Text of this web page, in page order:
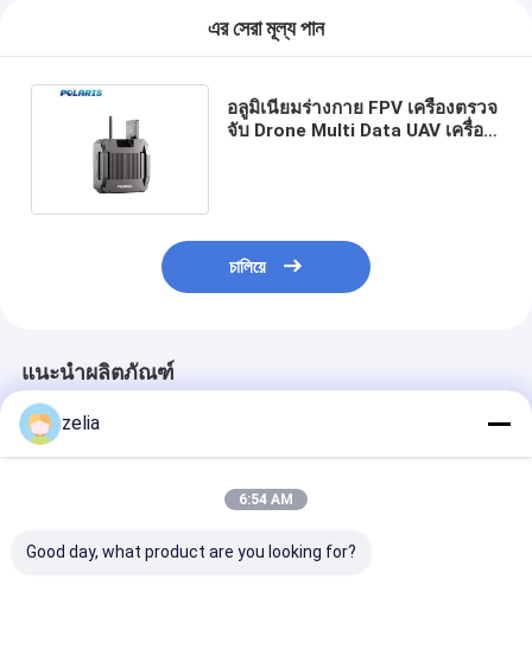
এর সেরা মূল্য পান
อลูมิเนียมร่างกาย FPV เครื่องตรวจ
จับ Drone Multi Data UAV เครื่อง
চালিয়ে
แนะนำผลิตภัณฑ์
zelia
6:54 AM
Good day, what product are you looking for?